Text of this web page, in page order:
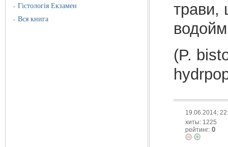
» Гістологія Екзамен
» Вся книга
трави,
(P.
19.06.2014;
хиты: 1225
рейтинг: 0